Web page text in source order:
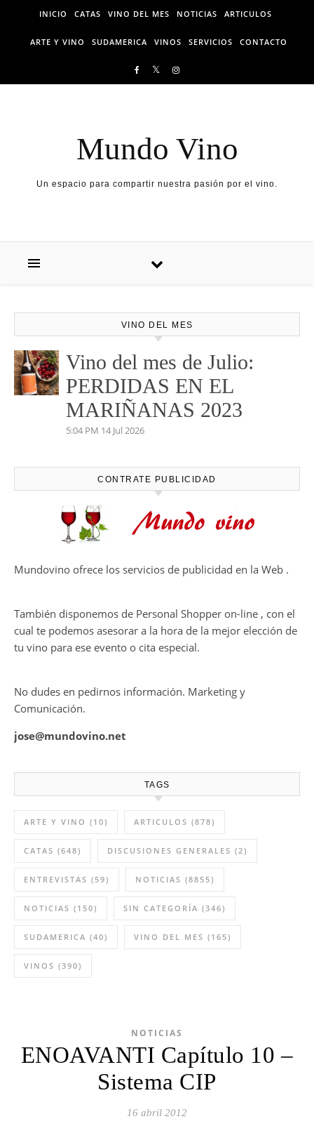
Skip to content
INICIO CATAS VINO DEL MES NOTICIAS ARTICULOS
ARTE Y VINO SUDAMERICA VINOS SERVICIOS CONTACTO
Mundo Vino
Un espacio para compartir nuestra pasión por el vino.
VINO DEL MES
Vino del mes de Julio:
PERDIDAS EN EL
MARIÑANAS 2023
5:04 PM 14 Jul 2026
CONTRATE PUBLICIDAD
Mundovino ofrece los servicios de publicidad en la Web .
También disponemos de Personal Shopper on-line , con el
cual te podemos asesorar a la hora de la mejor elección de
tu vino para ese evento o cita especial.
No dudes en pedirnos información. Marketing y
Comunicación.
jose@mundovino.net
TAGS
ARTE Y VINO (10) ARTICULOS (878)
CATAS (648) DISCUSIONES GENERALES (2)
ENTREVISTAS (59) NOTICIAS (8855)
NOTICIAS (150) SIN CATEGORÍA (346)
SUDAMERICA (40) VINO DEL MES (165)
VINOS (390)
NOTICIAS
ENOAVANTI Capítulo 10 –
Sistema CIP
16 abril 2012